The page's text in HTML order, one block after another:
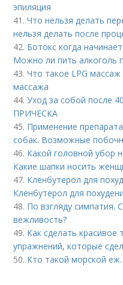
эпиляция
41.Что нельзя делать
нельзя делать после
42. Ботокс когда
Можно ли пить алкоголь
43.Что такое LPG
массажа
44.Уход за собой после
ПРИЧЕСКА
45. Применение
собак. Возможные
46. Какой головной убор
Какие шапки носить
47. Кленбутерол для
Кленбутерол для
48. По взгляду симпатия.
вежливость?
49. Как сделать
упражнений, которые
50. Кто такой морской